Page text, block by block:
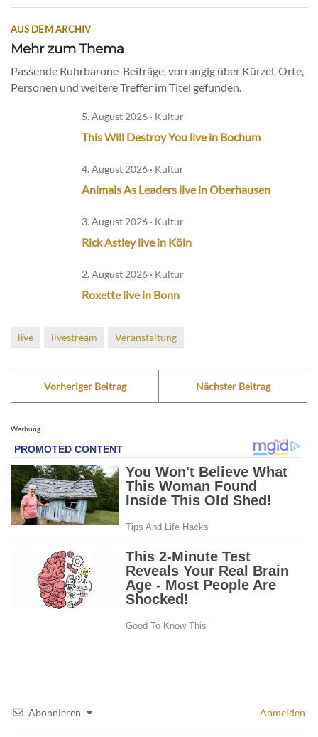
AUS DEM ARCHIV
Mehr zum Thema
Passende Ruhrbarone-Beiträge, vorrangig über Kürzel, Orte,
Personen und weitere Treffer im Titel gefunden.
5. August 2026 · Kultur
This Will Destroy You live in Bochum
4. August 2026 · Kultur
Animals As Leaders live in Oberhausen
3. August 2026 · Kultur
Rick Astley live in Köln
2. August 2026 · Kultur
Roxette live in Bonn
live livestream Veranstaltung
Vorheriger Beitrag Nächster Beitrag
Werbung
Abonnieren Anmelden